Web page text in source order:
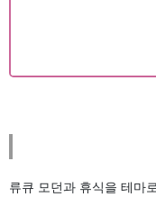
류큐 모던과 휴식을 테마